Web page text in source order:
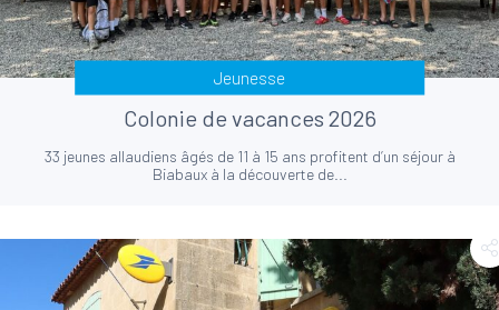
Jeunesse
Colonie de vacances 2026
33 jeunes allaudiens âgés de 11 à 15 ans profitent d’un séjour à
Biabaux à la découverte de...